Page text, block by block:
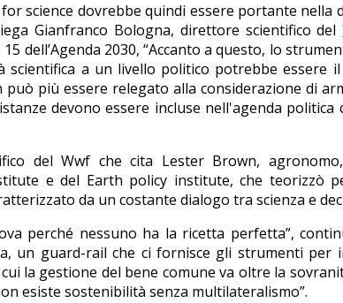
science dovrebbe quindi essere portante nella
Gianfranco Bologna, direttore scientifico del
dell’Agenda 2030, “Accanto a questo, lo
a un livello politico potrebbe essere
più essere relegato alla considerazione di
devono essere incluse nell'agenda politica
del Wwf che cita Lester Brown,
e del Earth policy institute, che teorizzò
da un costante dialogo tra scienza e
perché nessuno ha la ricetta perfetta”,
un guard-rail che ci fornisce gli strumenti per
la gestione del bene comune va oltre la
esiste sostenibilità senza multilateralismo”.